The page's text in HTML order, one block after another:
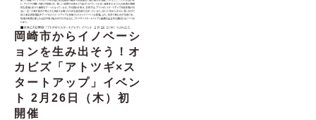
岡崎市からイノベーシ
ョンを生み出そう！オ
カビズ「アトツギ×ス
タートアップ」イベン
ト 2月26日（木）初
開催